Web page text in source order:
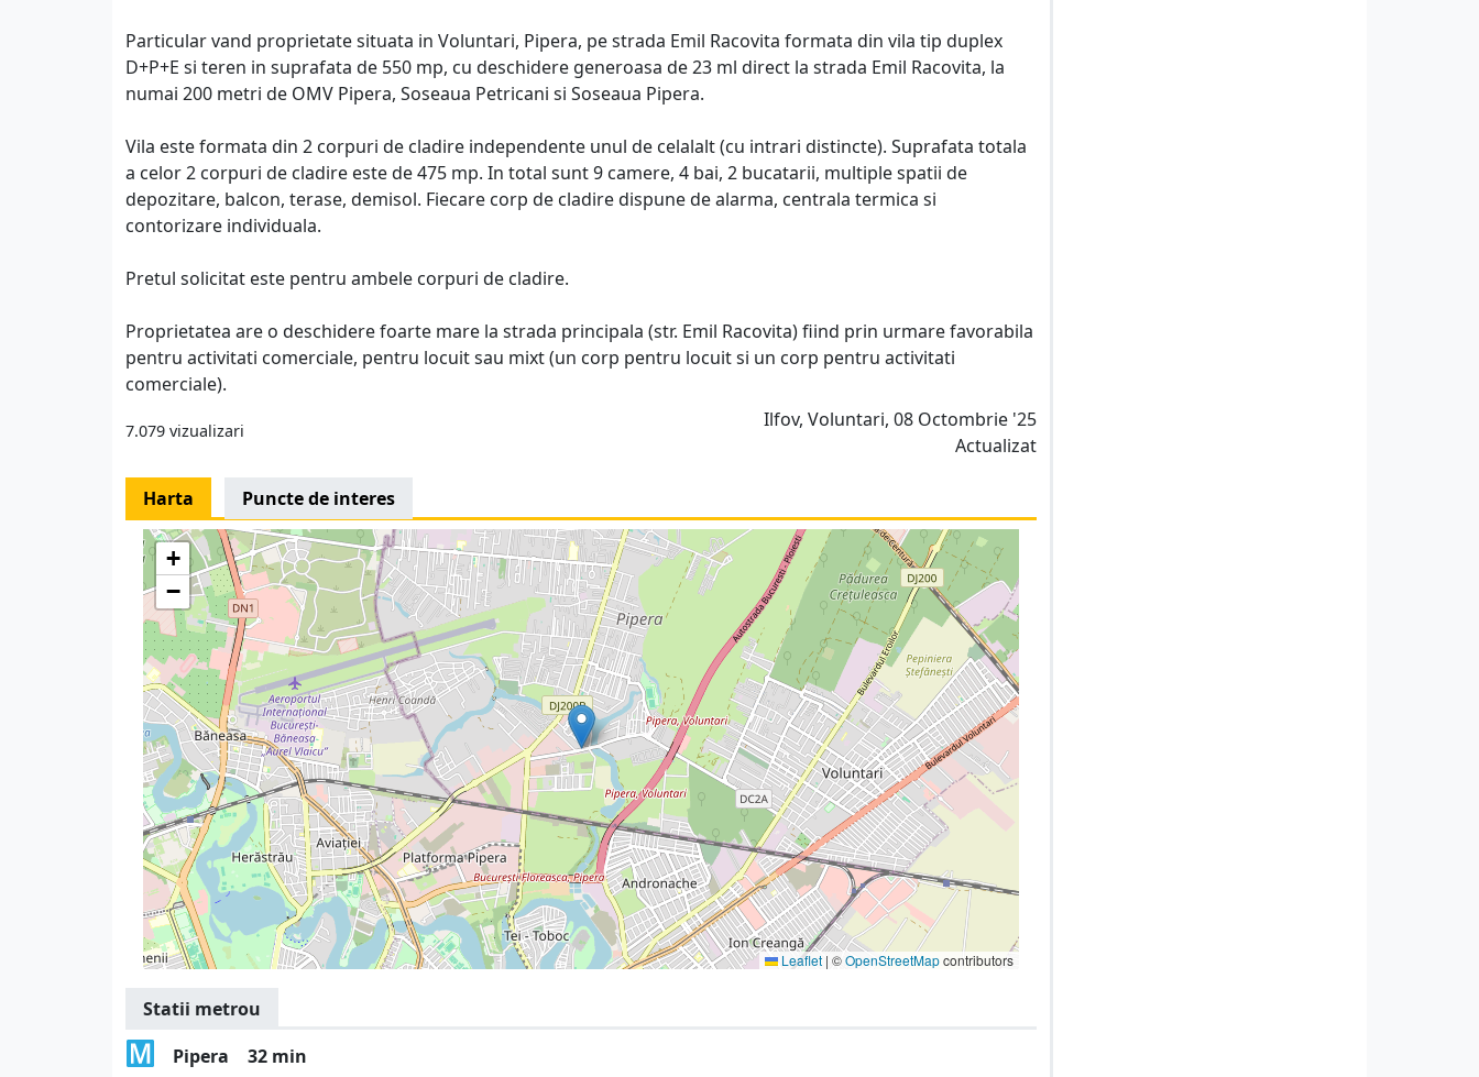
Particular vand proprietate situata in Voluntari, Pipera, pe strada Emil Racovita formata din vila tip duplex
D+P+E si teren in suprafata de 550 mp, cu deschidere generoasa de 23 ml direct la strada Emil Racovita, la
numai 200 metri de OMV Pipera, Soseaua Petricani si Soseaua Pipera.
Vila este formata din 2 corpuri de cladire independente unul de celalalt (cu intrari distincte). Suprafata totala
a celor 2 corpuri de cladire este de 475 mp. In total sunt 9 camere, 4 bai, 2 bucatarii, multiple spatii de
depozitare, balcon, terase, demisol. Fiecare corp de cladire dispune de alarma, centrala termica si
contorizare individuala.
Pretul solicitat este pentru ambele corpuri de cladire.
Proprietatea are o deschidere foarte mare la strada principala (str. Emil Racovita) fiind prin urmare favorabila
pentru activitati comerciale, pentru locuit sau mixt (un corp pentru locuit si un corp pentru activitati
comerciale).
7.079 vizualizari
Ilfov, Voluntari, 08 Octombrie '25
Actualizat
Harta Puncte de interes
+
−
Leaflet | ©OpenStreetMapcontributors
Statii metrou
Pipera
32 min